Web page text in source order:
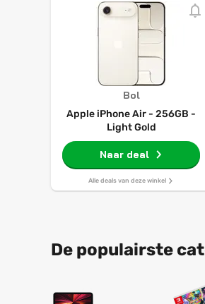
Bol
Apple iPhone Air - 256GB -
Light Gold
Naar deal
Alle deals van deze winkel
De populairste